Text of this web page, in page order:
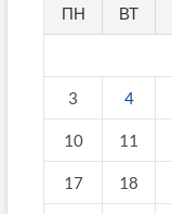
ПН ВТ
3 4
10 11
17 18